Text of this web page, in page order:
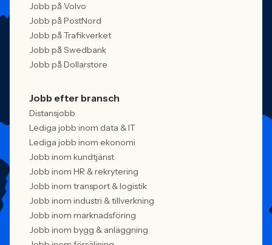
Jobb på Volvo
Jobb på PostNord
Jobb på Trafikverket
Jobb på Swedbank
Jobb på Dollarstore
Jobb efter bransch
Distansjobb
Lediga jobb inom data & IT
Lediga jobb inom ekonomi
Jobb inom kundtjänst
Jobb inom HR & rekrytering
Jobb inom transport & logistik
Jobb inom industri & tillverkning
Jobb inom marknadsföring
Jobb inom bygg & anläggning